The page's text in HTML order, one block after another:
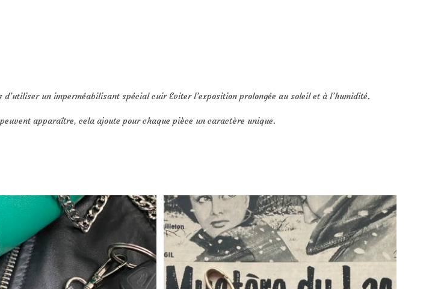
un imperméabilisant spécial cuir Eviter l’exposition prolongée au soleil et à l’humidité.
apparaître, cela ajoute pour chaque pièce un caractère unique.